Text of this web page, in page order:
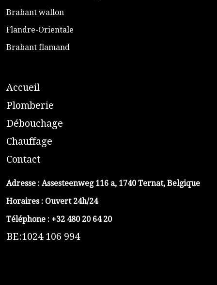
​Brabant wallon
​Flandre-Orientale
​Brabant flamand
Accueil
​Plomberie
Débouchage
Chauffage
Contact
Adresse : Assesteenweg 116 a, 1740 Ternat, Belgique
Horaires : Ouvert 24h/24
Téléphone : +32 480 20 64 20
BE:1024 106 994